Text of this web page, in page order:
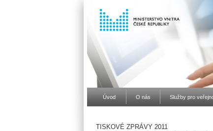
Úvod O nás Služby pro
TISKOVÉ ZPRÁVY 2011